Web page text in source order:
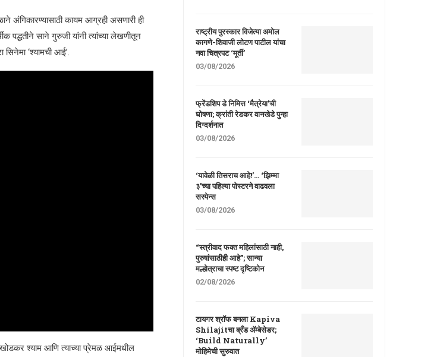
अंगिकारण्यासाठी कायम आग्रही असणारी ही
पद्धतीने साने गुरुजी यांनी त्यांच्या लेखणीतून
‘श्यामची आई’.
श्याम आणि त्याच्या प्रेमळ आईमधील
राष्ट्रीय पुरस्कार विजेत्या अमोल
कागणे-शिवाजी लोटण पाटील यांचा
नवा चित्रपट ‘मूर्ती’
03/08/2026
फ्रेंडशिप डे निमित्त ‘मैत्रेया’ची
घोषणा; क्रांती रेडकर वानखेडे पुन्हा
दिग्दर्शनात
03/08/2026
‘यावेळी तिसराच आहे!’… ‘झिम्मा
३’च्या पहिल्या पोस्टरने वाढवला
सस्पेन्स
03/08/2026
“स्त्रीवाद फक्त महिलांसाठी नाही,
पुरुषांसाठीही आहे”; सान्या
मल्होत्राचा स्पष्ट दृष्टिकोन
02/08/2026
टायगर श्रॉफ बनला Kapiva
Shilajitचा ब्रँड ॲम्बेसेडर;
‘Build Naturally’
मोहिमेची सुरुवात